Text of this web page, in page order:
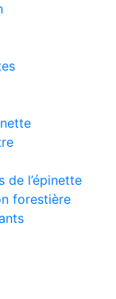
de l’épinette
forestière